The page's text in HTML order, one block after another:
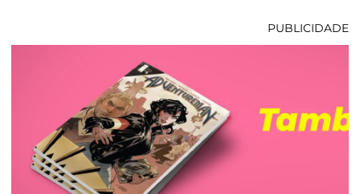
PUBLICIDADE